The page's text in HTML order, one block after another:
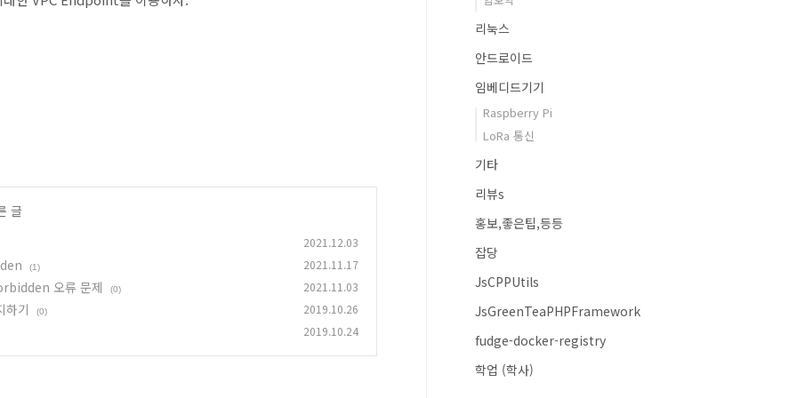
글
2021.12.03
(1) 2021.11.17
오류 문제 (0) 2021.11.03
기 (0)
2019.10.26
2019.10.24
리눅스
안드로이드
임베디드기기
Raspberry Pi
LoRa 통신
기타
리뷰s
홍보,좋은팁,등등
잡당
JsCPPUtils
JsGreenTeaPHPFramework
fudge-docker-registry
학업 (학사)